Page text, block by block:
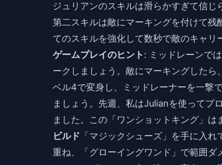
ジュリアンのスキルは滑らかすぎて信じ
第二スキルは敵にマーキングを付けて
てのスキルを強化して数秒で敵のキャリ
ゲームプレイのヒント: ミッドレーンで
ークしましょう。敵にマーキングした
ベル4で変身し、ミッドレーナーを一撃
ましょう。先週、私はJulianを使ってプ
ました。この「ワンショットキング」は
ビルド 「マジックシューズ」を手に入
重ね、「グローイングワンド」で範囲